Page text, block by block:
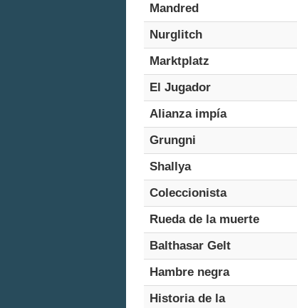
Mandred
Nurglitch
Marktplatz
El Jugador
Alianza impía
Grungni
Shallya
Coleccionista
Rueda de la muerte
Balthasar Gelt
Hambre negra
Historia de la